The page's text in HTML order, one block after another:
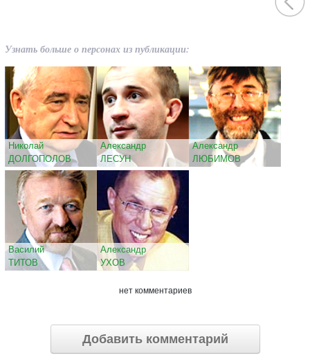
Узнать больше о персонах из публикации:
Николай
ДОЛГОПОЛОВ
Александр
ЛЕСУН
Александр
ЛЮБИМОВ
Василий
ТИТОВ
Александр
УХОВ
нет комментариев
Добавить комментарий